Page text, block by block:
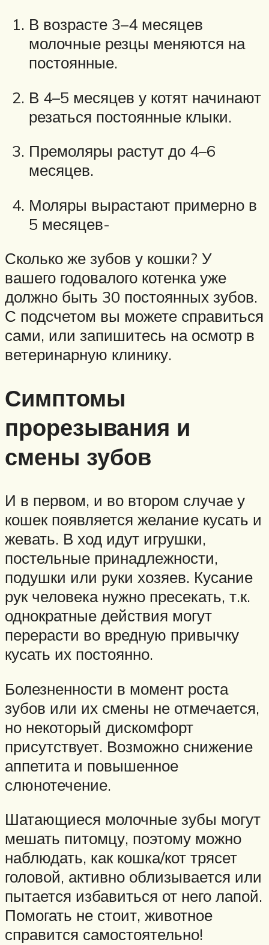
В возрасте 3–4 месяцев
молочные резцы меняются на
постоянные.
В 4–5 месяцев у котят начинают
резаться постоянные клыки.
Премоляры растут до 4–6
месяцев.
Моляры вырастают примерно в
5 месяцев-
Сколько же зубов у кошки? У
вашего годовалого котенка уже
должно быть 30 постоянных зубов.
С подсчетом вы можете справиться
сами, или запишитесь на осмотр в
ветеринарную клинику.
Симптомы
прорезывания и
смены зубов
И в первом, и во втором случае у
кошек появляется желание кусать и
жевать. В ход идут игрушки,
постельные принадлежности,
подушки или руки хозяев. Кусание
рук человека нужно пресекать, т.к.
однократные действия могут
перерасти во вредную привычку
кусать их постоянно.
Болезненности в момент роста
зубов или их смены не отмечается,
но некоторый дискомфорт
присутствует. Возможно снижение
аппетита и повышенное
слюнотечение.
Шатающиеся молочные зубы могут
мешать питомцу, поэтому можно
наблюдать, как кошка/кот трясет
головой, активно облизывается или
пытается избавиться от него лапой.
Помогать не стоит, животное
справится самостоятельно!